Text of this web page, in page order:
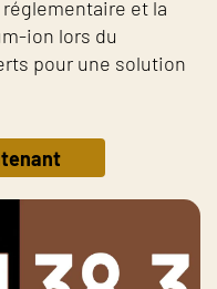
et la
ion lors du
pour une solution